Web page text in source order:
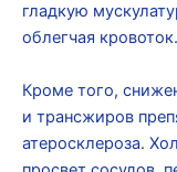
гладкую
облегчая кровоток.
Кроме того,
и трансжиров
атеросклероза.